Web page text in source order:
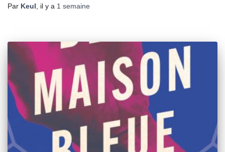
Par Keul , il y a 1 semaine